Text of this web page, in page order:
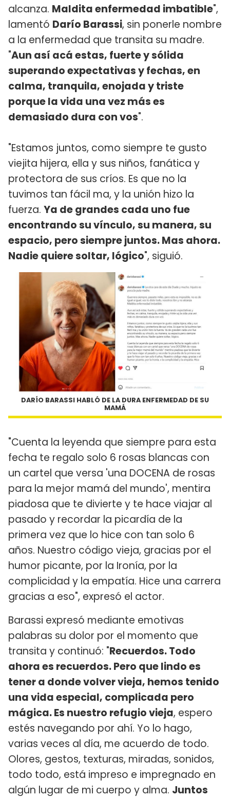
alcanza. Maldita enfermedad imbatible",
lamentó Darío Barassi, sin ponerle nombre
a la enfermedad que transita su madre.
"Aun así acá estas, fuerte y sólida
superando expectativas y fechas, en
calma, tranquila, enojada y triste
porque la vida una vez más es
demasiado dura con vos".
"Estamos juntos, como siempre te gusto
viejita hijera, ella y sus niños, fanática y
protectora de sus críos. Es que no la
tuvimos tan fácil ma, y la unión hizo la
fuerza. Ya de grandes cada uno fue
encontrando su vínculo, su manera, su
espacio, pero siempre juntos. Mas ahora.
Nadie quiere soltar, lógico", siguió.
DARÍO BARASSI HABLÓ DE LA DURA ENFERMEDAD DE SU
MAMÁ
"Cuenta la leyenda que siempre para esta
fecha te regalo solo 6 rosas blancas con
un cartel que versa 'una DOCENA de rosas
para la mejor mamá del mundo', mentira
piadosa que te divierte y te hace viajar al
pasado y recordar la picardía de la
primera vez que lo hice con tan solo 6
años. Nuestro código vieja, gracias por el
humor picante, por la Ironía, por la
complicidad y la empatía. Hice una carrera
gracias a eso", expresó el actor.
Barassi expresó mediante emotivas
palabras su dolor por el momento que
transita y continuó: "Recuerdos. Todo
ahora es recuerdos. Pero que lindo es
tener a donde volver vieja, hemos tenido
una vida especial, complicada pero
mágica. Es nuestro refugio vieja, espero
estés navegando por ahí. Yo lo hago,
varias veces al día, me acuerdo de todo.
Olores, gestos, texturas, miradas, sonidos,
todo todo, está impreso e impregnado en
algún lugar de mi cuerpo y alma. Juntos